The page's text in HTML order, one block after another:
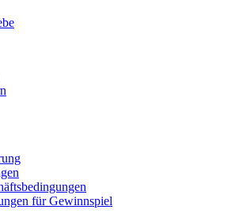
für Gewinnspiel